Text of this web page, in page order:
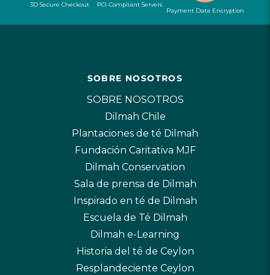
3D Secure Checkout
PCI-Compliant Servers
Payment Data Encryption
SOBRE NOSOTROS
SOBRE NOSOTROS
Dilmah Chile
Plantaciones de té Dilmah
Fundación Caritativa MJF
Dilmah Conservation
Sala de prensa de Dilmah
Inspirado en té de Dilmah
Escuela de Té Dilmah
Dilmah e-Learning
Historia del té de Ceylon
Resplandeciente Ceylon